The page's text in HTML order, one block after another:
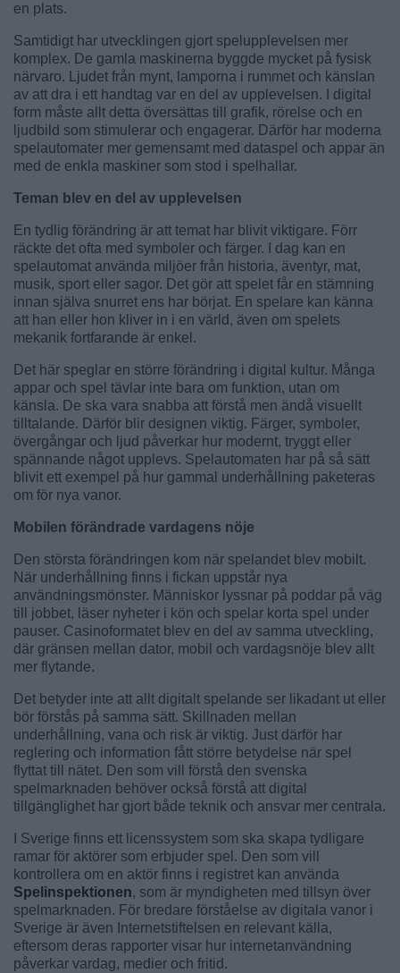
en plats.
Samtidigt har utvecklingen gjort spelupplevelsen mer
komplex. De gamla maskinerna byggde mycket på fysisk
närvaro. Ljudet från mynt, lamporna i rummet och känslan
av att dra i ett handtag var en del av upplevelsen. I digital
form måste allt detta översättas till grafik, rörelse och en
ljudbild som stimulerar och engagerar. Därför har moderna
spelautomater mer gemensamt med dataspel och appar än
med de enkla maskiner som stod i spelhallar.
Teman blev en del av upplevelsen
En tydlig förändring är att temat har blivit viktigare. Förr
räckte det ofta med symboler och färger. I dag kan en
spelautomat använda miljöer från historia, äventyr, mat,
musik, sport eller sagor. Det gör att spelet får en stämning
innan själva snurret ens har börjat. En spelare kan känna
att han eller hon kliver in i en värld, även om spelets
mekanik fortfarande är enkel.
Det här speglar en större förändring i digital kultur. Många
appar och spel tävlar inte bara om funktion, utan om
känsla. De ska vara snabba att förstå men ändå visuellt
tilltalande. Därför blir designen viktig. Färger, symboler,
övergångar och ljud påverkar hur modernt, tryggt eller
spännande något upplevs. Spelautomaten har på så sätt
blivit ett exempel på hur gammal underhållning paketeras
om för nya vanor.
Mobilen förändrade vardagens nöje
Den största förändringen kom när spelandet blev mobilt.
När underhållning finns i fickan uppstår nya
användningsmönster. Människor lyssnar på poddar på väg
till jobbet, läser nyheter i kön och spelar korta spel under
pauser. Casinoformatet blev en del av samma utveckling,
där gränsen mellan dator, mobil och vardagsnöje blev allt
mer flytande.
Det betyder inte att allt digitalt spelande ser likadant ut eller
bör förstås på samma sätt. Skillnaden mellan
underhållning, vana och risk är viktig. Just därför har
reglering och information fått större betydelse när spel
flyttat till nätet. Den som vill förstå den svenska
spelmarknaden behöver också förstå att digital
tillgänglighet har gjort både teknik och ansvar mer centrala.
I Sverige finns ett licenssystem som ska skapa tydligare
ramar för aktörer som erbjuder spel. Den som vill
kontrollera om en aktör finns i registret kan använda
Spelinspektionen, som är myndigheten med tillsyn över
spelmarknaden. För bredare förståelse av digitala vanor i
Sverige är även Internetstiftelsen en relevant källa,
eftersom deras rapporter visar hur internetanvändning
påverkar vardag, medier och fritid.